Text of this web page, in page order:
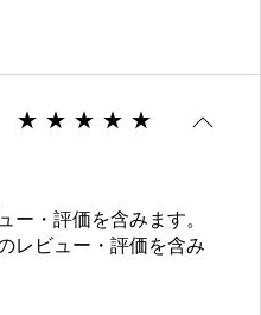
ー・評価を含みます。
レビュー・評価を含み